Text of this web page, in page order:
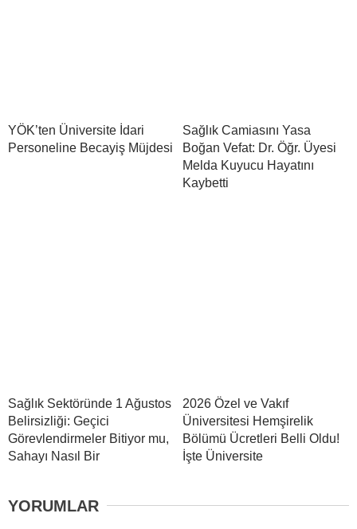
YÖK’ten Üniversite İdari
Personeline Becayiş Müjdesi
Sağlık Camiasını Yasa
Boğan Vefat: Dr. Öğr. Üyesi
Melda Kuyucu Hayatını
Kaybetti
Sağlık Sektöründe 1 Ağustos
Belirsizliği: Geçici
Görevlendirmeler Bitiyor mu,
Sahayı Nasıl Bir
2026 Özel ve Vakıf
Üniversitesi Hemşirelik
Bölümü Ücretleri Belli Oldu!
İşte Üniversite
YORUMLAR